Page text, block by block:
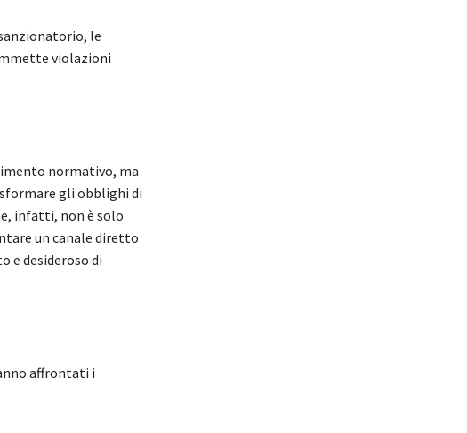
le
violazioni
normativo, ma
gli obblighi di
infatti, non è solo
un canale diretto
e desideroso di
affrontati i